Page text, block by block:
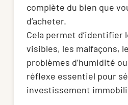
complète du bien que
d’acheter.
Cela permet d’identifier
visibles, les malfaçons,
problèmes d’humidité
réflexe essentiel pour
investissement